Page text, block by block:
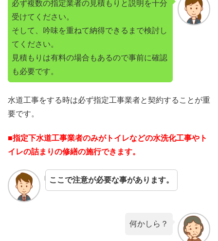
必ず複数の指定業者の見積もりと説明を十分
受けてください。
そして、吟味を重ねて納得できるまで検討し
てください。
見積もりは有料の場合もあるので事前に確認
も必要です。
水道工事をする時は必ず指定工事業者と契約することが重
要です。
■指定下水道工事業者のみがトイレなどの水洗化工事やト
イレの詰まりの修繕の施行できます。
ここで注意が必要な事があります。
何かしら？